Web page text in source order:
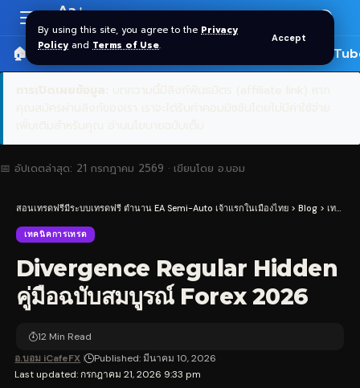
By using this site, you agree to the Privacy
Policy and Terms of Use.
Accept
Resizer
Aa
🏠 หน้าแรก ราคาทอง SPDR 🎬
📅 อัปเดตล่าสุด: 21 กรกฎาคม 2569 · เขียนโดย อ.บอม
สอนเทรดฟรีมีระบบเทรดฟรี ตำนาน EA Semi-Auto เจ้าแรกในเมืองไทย > Blog > เทคนิคการเทรด
เทคนิคการเทรด
Divergence Regular Hidden
คู่มือฉบับสมบูรณ์ Forex 2026
Last updated: กรกฎาคม 21, 2026 9:33 pm
อ.บอม iCafeFX Published: มีนาคม 10, 2026
12 Min Read